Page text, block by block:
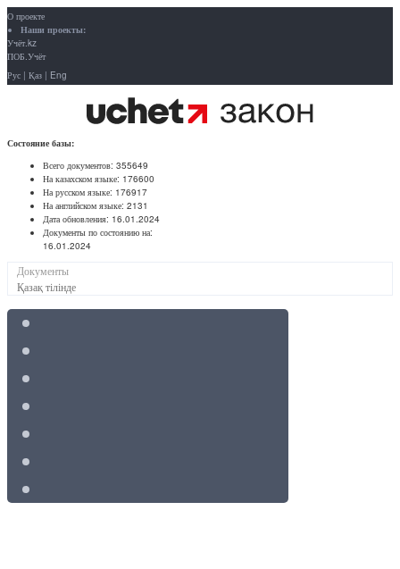
О проекте
Наши проекты:
Учёт.kz
ПОБ.Учёт
Рус | Қаз | Eng
Состояние базы:
Всего документов: 355649
На казахском языке: 176600
На русском языке: 176917
На английском языке: 2131
Дата обновления: 16.01.2024
Документы по состоянию на:
16.01.2024
Документы
Қазақ тілінде